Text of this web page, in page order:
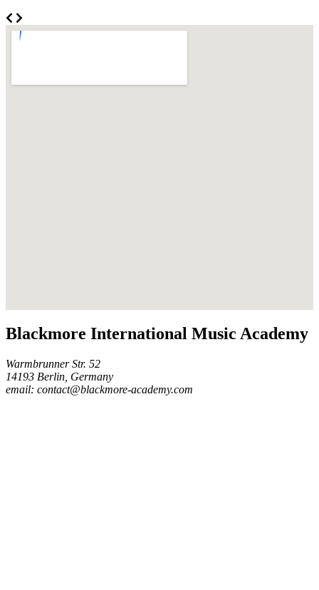
Blackmore International Music Academy
Warmbrunner Str. 52
14193 Berlin, Germany
email: contact@blackmore-academy.com